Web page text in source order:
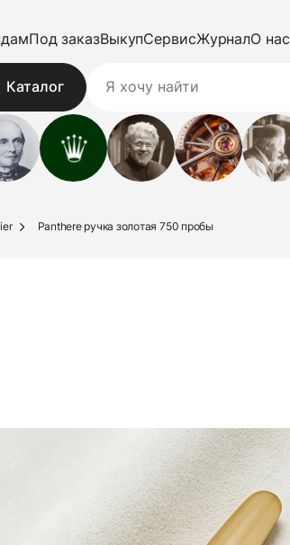
Под заказВыкупСервисЖурналО нас
Каталог
Panthere ручка золотая 750 пробы